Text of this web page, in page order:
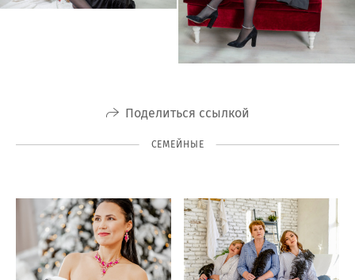
Поделиться ссылкой
СЕМЕЙНЫЕ